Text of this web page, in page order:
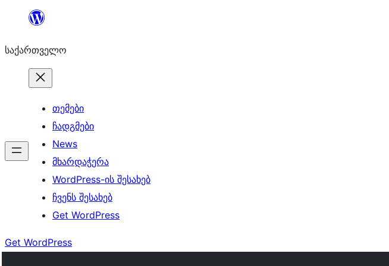
შიგთავსზე
საქართველო
თემები
ჩადგმები
News
მხარდაჭერა
WordPress-ის შესახებ
ჩვენს შესახებ
Get WordPress
Get WordPress